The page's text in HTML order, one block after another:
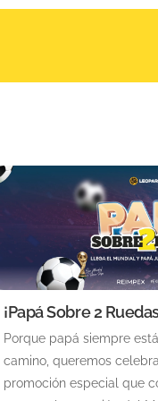
¡Papá Sobre 2
Porque papá siempre
camino, queremos
promoción especial que